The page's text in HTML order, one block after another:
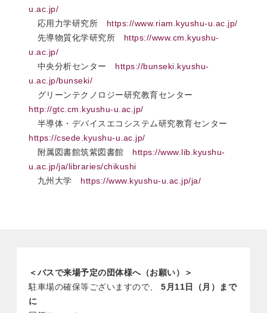
u.ac.jp/
応用力学研究所 https://www.riam.kyushu-u.ac.jp/
先導物質化学研究所 https://www.cm.kyushu-
u.ac.jp/
中央分析センター https://bunseki.kyushu-
u.ac.jp/bunseki/
グリーンテクノロジー研究教育センター
http://gtc.cm.kyushu-u.ac.jp/
半導体・デバイスエコシステム研究教育センター
https://csede.kyushu-u.ac.jp/
附属図書館筑紫図書館 https://www.lib.kyushu-
u.ac.jp/ja/libraries/chikushi
九州大学 https://www.kyushu-u.ac.jp/ja/
＜バスで来場予定の団体様へ（お願い）＞
駐車場の確保等ございますので、5月11日（月）まで
に